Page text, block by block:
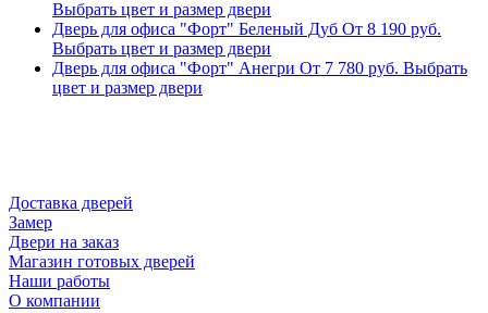
Выбрать цвет и размер двери
Дверь для офиса "Форт" Беленый Дуб От 8 190 руб.
Выбрать цвет и размер двери
Дверь для офиса "Форт" Анегри От 7 780 руб. Выбрать
цвет и размер двери
Доставка дверей
Замер
Двери на заказ
Магазин готовых дверей
Наши работы
О компании